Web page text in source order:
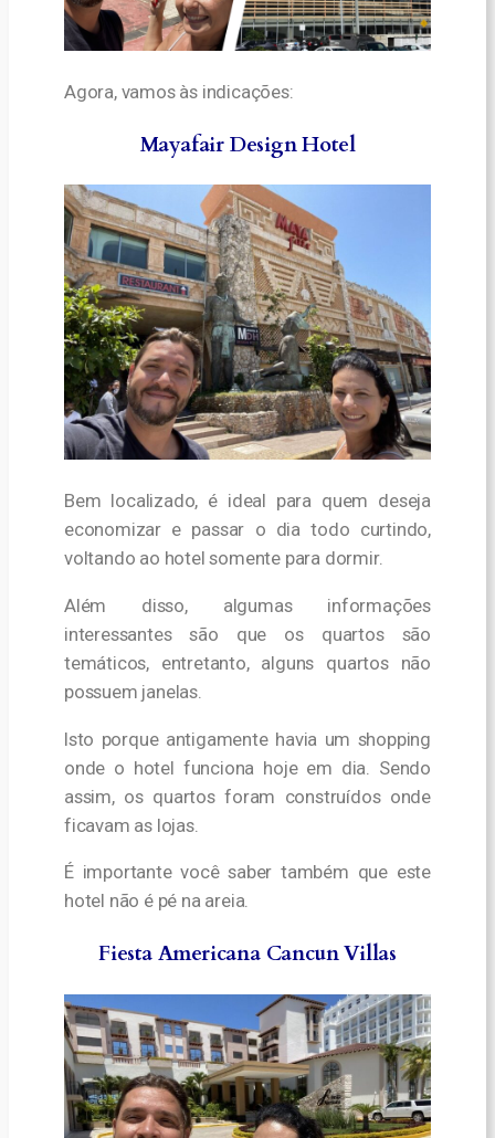
Agora, vamos às indicações:
Mayafair Design Hotel
Bem localizado, é ideal para quem deseja
economizar e passar o dia todo curtindo,
voltando ao hotel somente para dormir.
Além disso, algumas informações
interessantes são que os quartos são
temáticos, entretanto, alguns quartos não
possuem janelas.
Isto porque antigamente havia um shopping
onde o hotel funciona hoje em dia. Sendo
assim, os quartos foram construídos onde
ficavam as lojas.
É importante você saber também que este
hotel não é pé na areia.
Fiesta Americana Cancun Villas